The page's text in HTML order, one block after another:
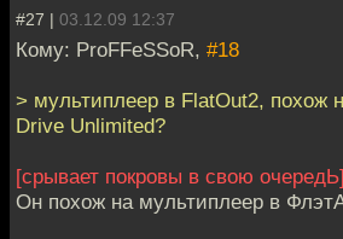
#27 | 03.12.09 12:37
Кому: ProFFeSSoR, #18
> мультиплеер в FlatOut2, похож
Drive Unlimited?
[срывает покровы в свою очередЬ]
Он похож на мультиплеер в